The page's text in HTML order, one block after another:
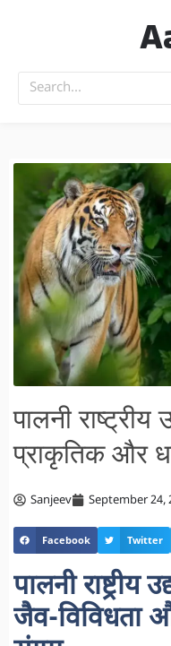
पालनी
प्राकृतिक और
Sanjeev September 24,
Facebook Twitter
पालनी राष्ट्रीय
जैव-विविधता